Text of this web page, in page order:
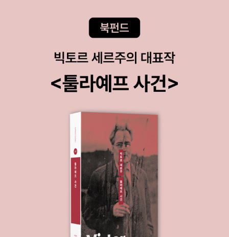
든 규범적 고려를 강조한다(심판자적 법률관). 5장 “실천철학에서의
의견 불일치”는 바로 이러한 문제의식을 다룬다. 저자는 실증주의와
비실증주의 사이의 팽팽한 답보 상태는 수사학적 논쟁이 아니라 자
본다. 이들 도덕철학과 정치철학의 개념이 하나의 고정된 실체가 아
전시킬 수 있다는 것이다. 무엇이 법을 만드는가에 대한 주요 논의들
7장 “법”에서는 법의 근거에 대한 실증주의적이거나 비실증주의적인
설명이 도구적 접근이라고 비판한다. 도구적 논의는 법 개념의 내용
이 실제 무엇인가에 관한 것이 아니라, 오히려 그 내용이 어떠해야 최
선인지에 관한 것으로서 특정한 목적을 위해 단어를 확장하거나 정제
하는 정의를 제공할 뿐이다. 이런 논증은 지향하는 목표에 대해 우리
모두가 동의할 수 없다는 점에서 결코 수렴되지 못한다는 한계를 지
닌다. 따라서 법의 개념이 중요해진다. 기존의 개념 분석은 개념의 올
바른 적용을 위한 필요충분조건들의 목록을 만들거나, 개념에 대한